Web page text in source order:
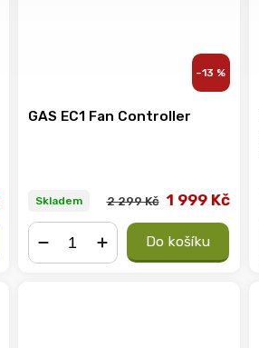
–13 %
GAS EC1 Fan Controller
Skladem 2 299 Kč 1 999 Kč
Do košíku